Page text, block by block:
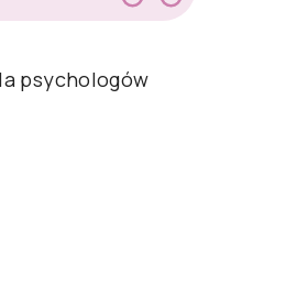
psychologów